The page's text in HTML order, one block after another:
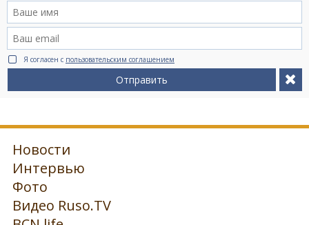
Я согласен с пользовательским соглашением
Отправить
Новости
Интервью
Фото
Видео Ruso.TV